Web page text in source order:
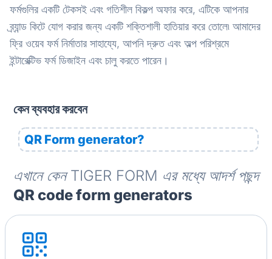
ফর্মগুলির একটি টেকসই এবং গতিশীল বিকল্প অফার করে, এটিকে আপনার
ব্র্যান্ড কিটে যোগ করার জন্য একটি শক্তিশালী হাতিয়ার করে তোলে৷ আমাদের
ফ্রি ওয়েব ফর্ম নির্মাতার সাহায্যে, আপনি দ্রুত এবং অল্প পরিশ্রমে
ইন্টারেক্টিভ ফর্ম ডিজাইন এবং চালু করতে পারেন।
কেন ব্যবহার করবেন
QR Form generator?
এখানে কেন TIGER FORM এর মধ্যে আদর্শ পছন্দ
QR code form generators